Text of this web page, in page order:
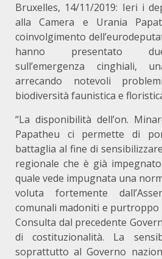
Bruxelles, 14/11/2019: Ieri i
alla Camera e Urania
coinvolgimento
hanno presentato
sull’emergenza cinghiali,
arrecando notevoli
biodiversità faunistica e
“La disponibilità dell’on.
Papatheu ci permette di
battaglia al fine di
regionale che è già
quale vede impugnata una
voluta fortemente
comunali madoniti e purtroppo
Consulta dal precedente
di costituzionalità. La
soprattutto al Governo